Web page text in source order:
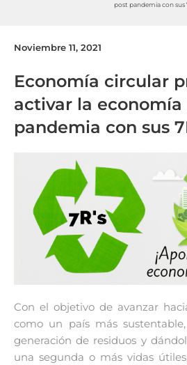
post pandemia con sus
Noviembre 11, 2021
Economía circular
activar la economía
pandemia con sus
Con el objetivo de avanzar
como un país más
generación de residuos y
una segunda o más vidas